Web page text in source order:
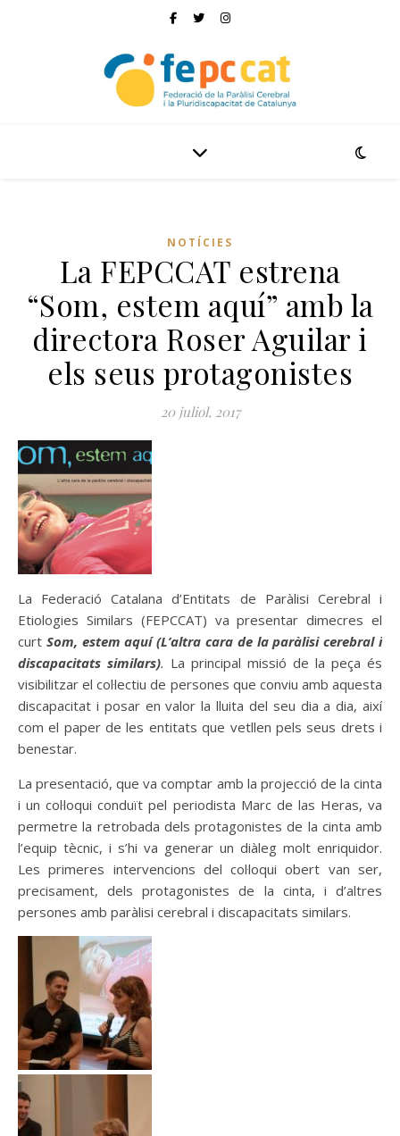
NOTÍCIES
La FEPCCAT estrena
“Som, estem aquí” amb la
directora Roser Aguilar i
els seus protagonistes
20 juliol, 2017
La Federació Catalana d’Entitats de Paràlisi Cerebral i
Etiologies Similars (FEPCCAT) va presentar dimecres el
curt Som, estem aquí (L’altra cara de la paràlisi cerebral i
discapacitats similars). La principal missió de la peça és
visibilitzar el col·lectiu de persones que conviu amb aquesta
discapacitat i posar en valor la lluita del seu dia a dia, així
com el paper de les entitats que vetllen pels seus drets i
benestar.
La presentació, que va comptar amb la projecció de la cinta
i un col·loqui conduït pel periodista Marc de las Heras, va
permetre la retrobada dels protagonistes de la cinta amb
l’equip tècnic, i s’hi va generar un diàleg molt enriquidor.
Les primeres intervencions del col·loqui obert van ser,
precisament, dels protagonistes de la cinta, i d’altres
persones amb paràlisi cerebral i discapacitats similars.